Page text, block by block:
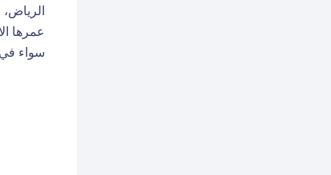
الرياض
عمرها
سواء في